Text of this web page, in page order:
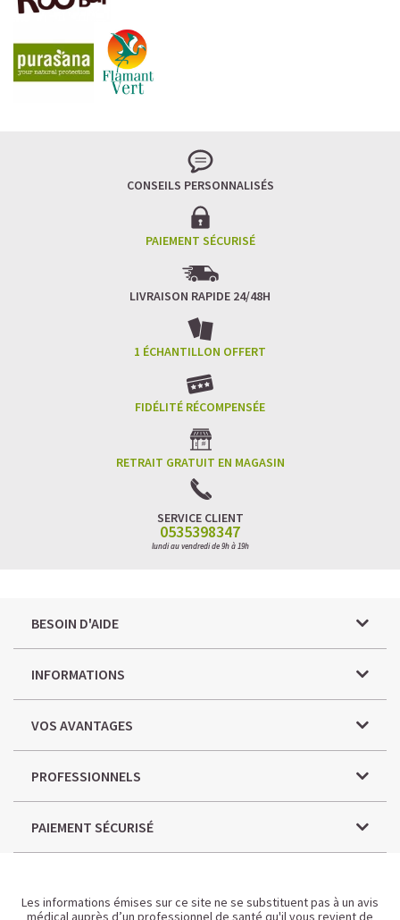
CONSEILS PERSONNALISÉS
PAIEMENT SÉCURISÉ
LIVRAISON RAPIDE 24/48H
1 ÉCHANTILLON OFFERT
FIDÉLITÉ RÉCOMPENSÉE
RETRAIT GRATUIT EN MAGASIN
SERVICE CLIENT
0535398347
lundi au vendredi de 9h à 19h
BESOIN D'AIDE
INFORMATIONS
VOS AVANTAGES
PROFESSIONNELS
PAIEMENT SÉCURISÉ
Les informations émises sur ce site ne se substituent pas à un avis
médical auprès d’un professionnel de santé qu'il vous revient de